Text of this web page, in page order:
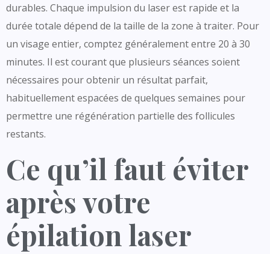
durables. Chaque impulsion du laser est rapide et la
durée totale dépend de la taille de la zone à traiter. Pour
un visage entier, comptez généralement entre 20 à 30
minutes. Il est courant que plusieurs séances soient
nécessaires pour obtenir un résultat parfait,
habituellement espacées de quelques semaines pour
permettre une régénération partielle des follicules
restants.
Ce qu’il faut éviter
après votre
épilation laser